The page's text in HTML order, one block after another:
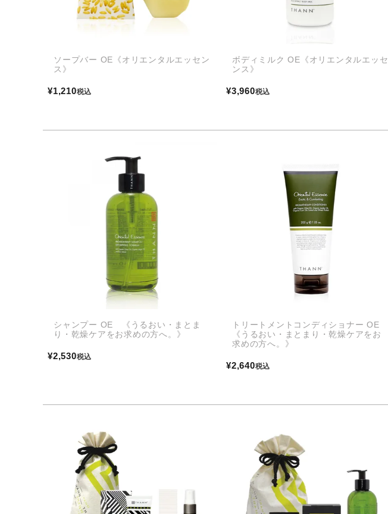
ソープバー OE《オリエンタルエッセン
ス》
¥1,210税込
ボディミルク OE《オリエンタルエッセ
ンス》
¥3,960税込
シャンプー OE 《うるおい・まとま
り・乾燥ケアをお求めの方へ。》
¥2,530税込
トリートメントコンディショナー OE
《うるおい・まとまり・乾燥ケアをお
求めの方へ。》
¥2,640税込